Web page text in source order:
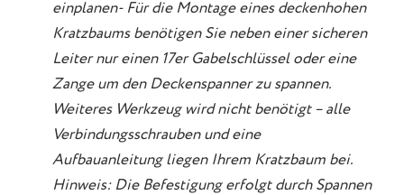
einplanen- Für die Montage eines deckenhohen
Kratzbaums benötigen Sie neben einer sicheren
Leiter nur einen 17er Gabelschlüssel oder eine
Zange um den Deckenspanner zu spannen.
Weiteres Werkzeug wird nicht benötigt – alle
Verbindungsschrauben und eine
Aufbauanleitung liegen Ihrem Kratzbaum bei.
Hinweis: Die Befestigung erfolgt durch Spannen